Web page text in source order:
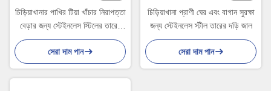
চিড়িয়াখানার পাখির টিয়া খাঁচার নিরাপত্তা
বেড়ার জন্য স্টেইনলেস স্টিলের তারের
দড়ি জাল
সেরা দাম পান
চিড়িয়াখানা প্রাণী ঘের এবং বাগান সুরক্ষা
জন্য স্টেইনলেস স্টীল তারের দড়ি জাল
সেরা দাম পান